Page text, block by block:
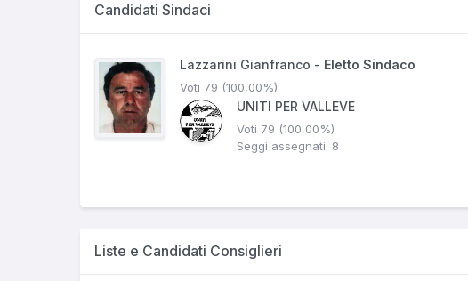
Candidati Sindaci
Lazzarini Gianfranco - Eletto Sindaco
Voti 79 (100,00%)
UNITI PER VALLEVE
Voti 79 (100,00%)
Seggi assegnati: 8
Liste e Candidati Consiglieri